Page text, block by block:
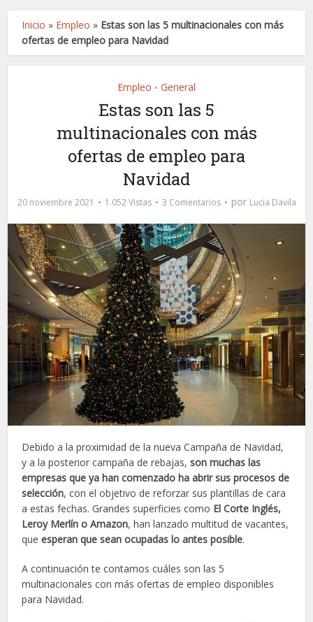
Inicio » Empleo » Estas son las 5 multinacionales con más
ofertas de empleo para Navidad
Empleo • General
Estas son las 5
multinacionales con más
ofertas de empleo para
Navidad
20 noviembre 2021 1.052 Vistas 3 Comentarios por Lucia Davila
Debido a la proximidad de la nueva Campaña de Navidad,
y a la posterior campaña de rebajas,son muchas las
empresas que ya han comenzado ha abrir sus procesos de
selección, con el objetivo de reforzar sus plantillas de cara
a estas fechas. Grandes superficies como El Corte Inglés,
Leroy Merlín o Amazon, han lanzado multitud de vacantes,
queesperan que sean ocupadas lo antes posible.
A continuación te contamos cuáles son las 5
multinacionales con más ofertas de empleo disponibles
para Navidad.